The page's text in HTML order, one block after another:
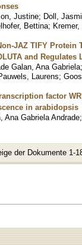
Justine; Doll,
Bettina;
JAZ TIFY Protein
and Regulates
Galan, Ana Gabriela
Laurens;
factor
in arabidopsis
Ana Gabriela Andrade
der Dokumente 1-